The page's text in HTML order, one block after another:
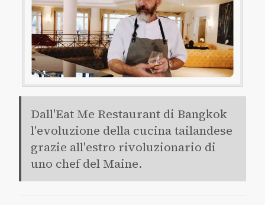
Dall'Eat Me Restaurant di Bangkok
l'evoluzione della cucina tailandese
grazie all'estro rivoluzionario di
uno chef del Maine.